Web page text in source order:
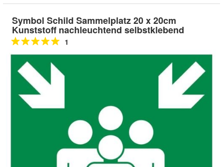
Symbol Schild Sammelplatz 20 x 20cm
Kunststoff nachleuchtend selbstklebend
1